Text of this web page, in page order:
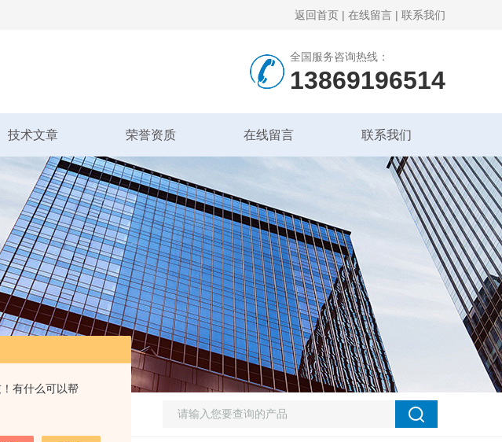
有什么可以帮
返回首页 | 在线留言 | 联系我们
全国服务咨询热线：
13869196514
技术文章 荣誉资质 在线留言 联系我们